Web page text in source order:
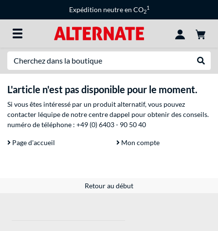
Expédition neutre en CO2
1
L'article n'est pas disponible pour le moment.
Si vous êtes intéressé par un produit alternatif, vous pouvez
contacter léquipe de notre centre dappel pour obtenir des conseils.
numéro de téléphone : +49 (0) 6403 - 90 50 40
Page d'accueil Mon compte
Retour au début